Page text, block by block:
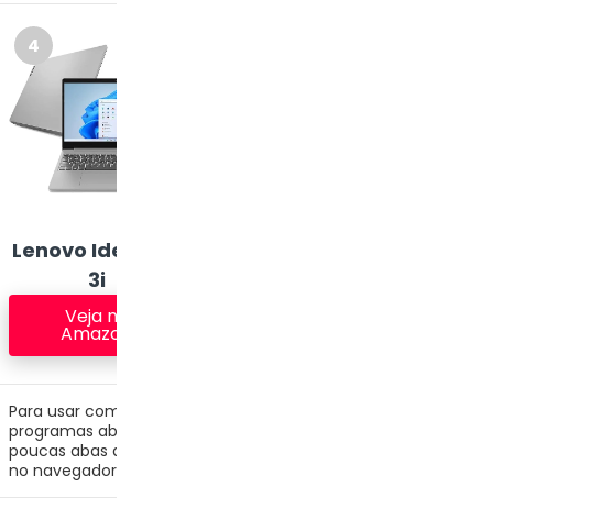
4
Lenovo IdeaPad
3i
Veja na
Amazon
Para usar com poucos
programas abertos e
poucas abas abertas
no navegador